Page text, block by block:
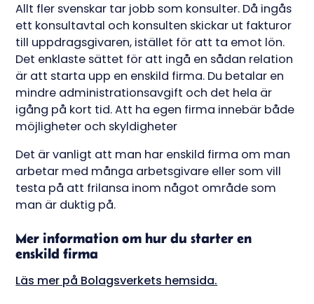
Allt fler svenskar tar jobb som konsulter. Då ingås
ett konsultavtal och konsulten skickar ut fakturor
till uppdragsgivaren, istället för att ta emot lön.
Det enklaste sättet för att ingå en sådan relation
är att starta upp en enskild firma. Du betalar en
mindre administrationsavgift och det hela är
igång på kort tid. Att ha egen firma innebär både
möjligheter och skyldigheter
Det är vanligt att man har enskild firma om man
arbetar med många arbetsgivare eller som vill
testa på att frilansa inom något område som
man är duktig på.
Mer information om hur du starter en
enskild firma
Läs mer på Bolagsverkets hemsida.